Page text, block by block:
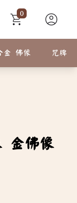
0
金 佛像 咒牌
金佛像